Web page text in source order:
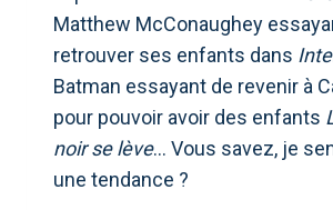
Matthew McConaughey
retrouver ses enfants dans
Batman essayant de revenir à
pour pouvoir avoir des enfants
noir se lève… Vous savez, je
une tendance ?